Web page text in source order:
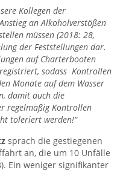
Kollegen der
an Alkoholverstößen
müssen (2018: 28,
der Feststellungen dar.
auf Charterbooten
sodass Kontrollen
Monate auf dem Wasser
damit auch die
regelmäßig Kontrollen
toleriert werden!“
sprach die gestiegenen
an, die um 10 Unfälle
Ein weniger signifikanter